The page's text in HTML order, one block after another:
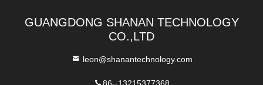
GUANGDONG SHANAN TECHNOLOGY
CO.,LTD
leon@shanantechnology.com